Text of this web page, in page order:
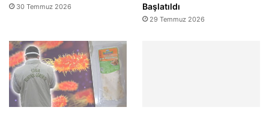
30 Temmuz 2026
Başlatıldı
29 Temmuz 2026